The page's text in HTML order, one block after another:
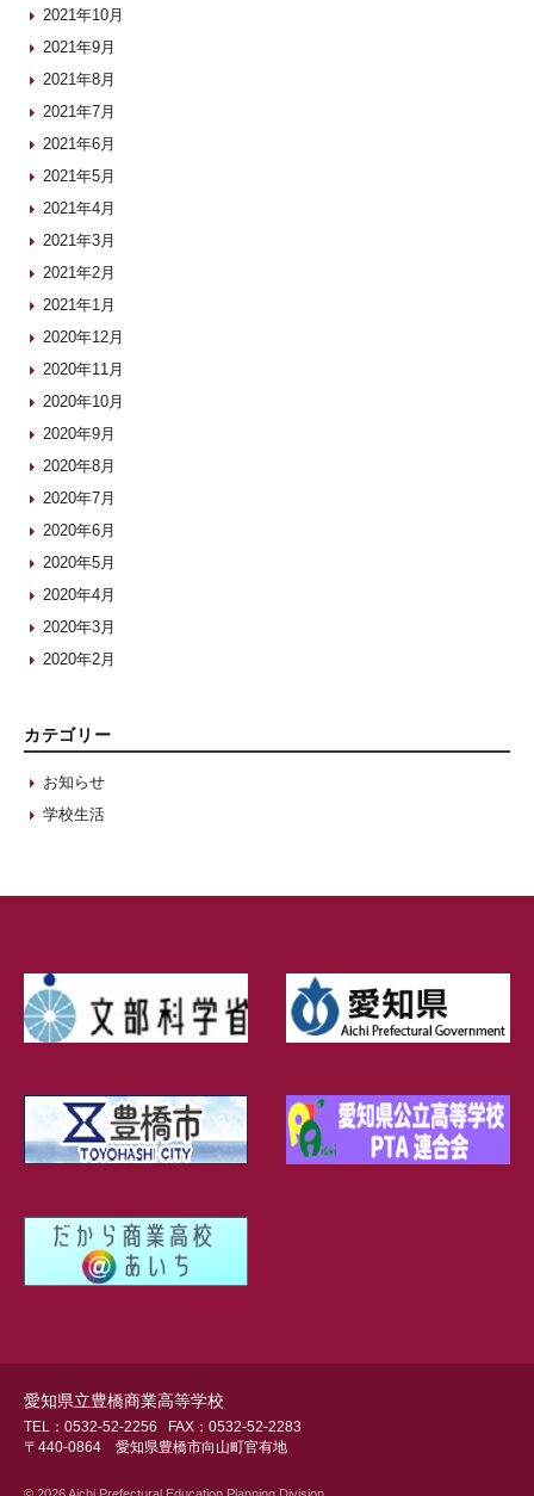
2021年10月
2021年9月
2021年8月
2021年7月
2021年6月
2021年5月
2021年4月
2021年3月
2021年2月
2021年1月
2020年12月
2020年11月
2020年10月
2020年9月
2020年8月
2020年7月
2020年6月
2020年5月
2020年4月
2020年3月
2020年2月
カテゴリー
お知らせ
学校生活
愛知県立豊橋商業高等学校
TEL：0532-52-2256
FAX：0532-52-2283
〒440-0864 愛知県豊橋市向山町官有地